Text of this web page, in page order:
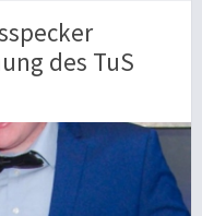
des TuS